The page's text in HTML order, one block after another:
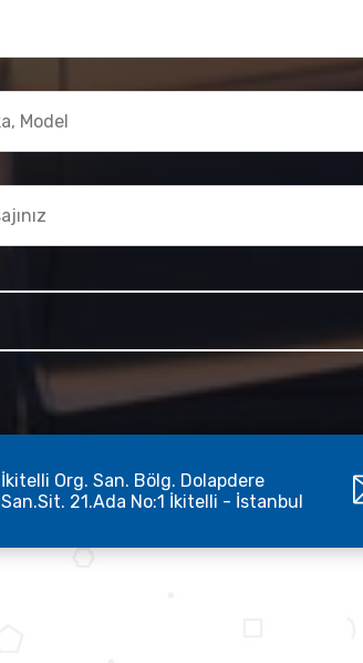
İkitelli Org. San. Bölg. Dolapdere
San.Sit. 21.Ada No:1 İkitelli - İstanbul